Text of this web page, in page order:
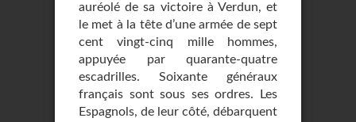
auréolé de sa victoire à Verdun, et
le met à la tête d’une armée de sept
cent vingt-cinq mille hommes,
appuyée par quarante-quatre
escadrilles. Soixante généraux
français sont sous ses ordres. Les
Espagnols, de leur côté, débarquent